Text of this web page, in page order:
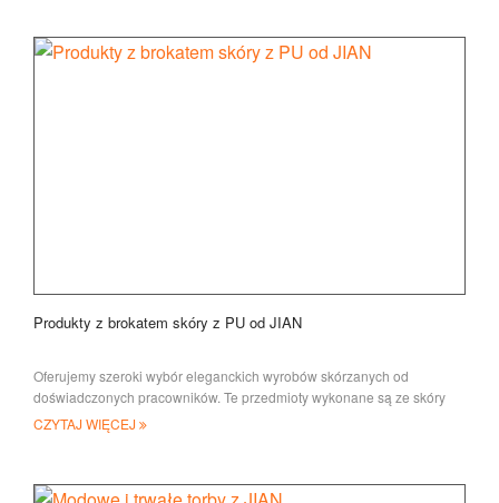
Produkty z brokatem skóry z PU od JIAN
Oferujemy szeroki wybór eleganckich wyrobów skórzanych od
doświadczonych pracowników. Te przedmioty wykonane są ze skóry
kwalifikacyjnej i są solidnie twarde
CZYTAJ WIĘCEJ